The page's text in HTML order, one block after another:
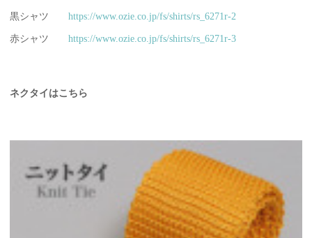
黒シャツ https://www.ozie.co.jp/fs/shirts/rs_6271r-2
赤シャツ https://www.ozie.co.jp/fs/shirts/rs_6271r-3
ネクタイはこちら